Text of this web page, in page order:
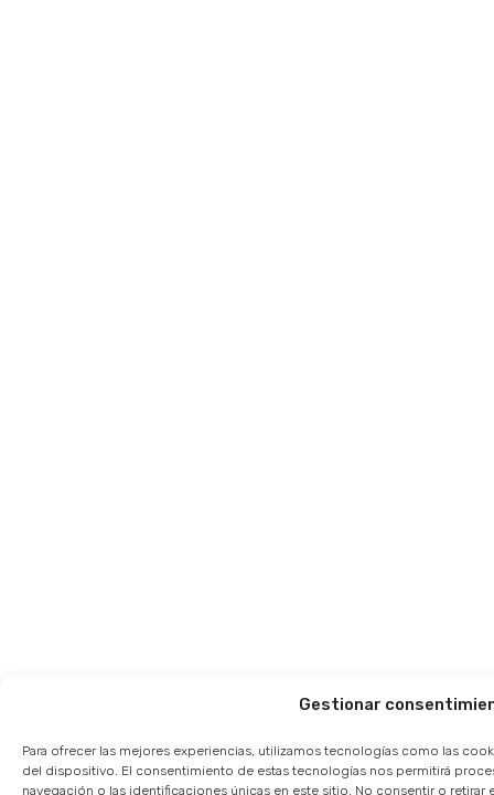
Gestionar
Para ofrecer las mejores experiencias, utilizamos tecnologías como las
del dispositivo. El consentimiento de estas tecnologías nos permitirá
navegación o las identificaciones únicas en este sitio. No consentir o